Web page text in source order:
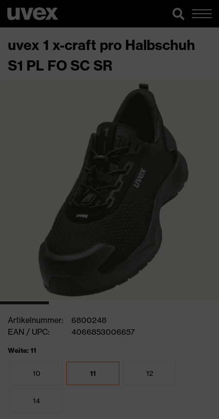
uvex 1 x-craft pro Halbschuh
S1 PL FO SC SR
Artikelnummer:
6800248
EAN / UPC:
4066853006657
Weite: 11
10 11 12
14